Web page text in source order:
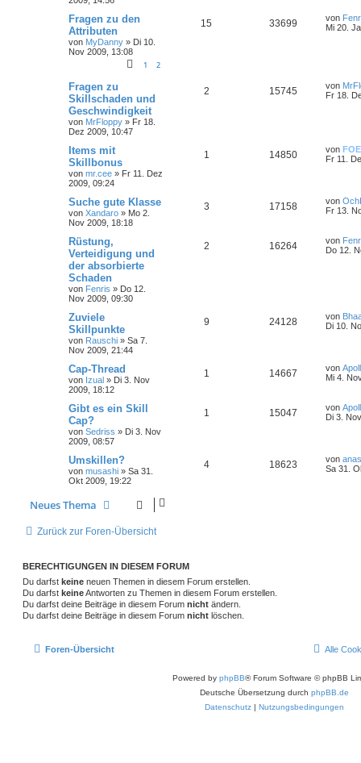
Fragen zu den
Attributen
von MyDanny » Di 10.
Nov 2009, 13:08
1 2
15 33699 von
Mi 20.
Fragen zu
Skillschaden und
Geschwindigkeit
von MrFloppy » Fr 18.
Dez 2009, 10:47
2 15745 von
Fr 18.
Items mit
Skillbonus
von mr.cee » Fr 11. Dez
2009, 09:24
1 14850 von FOE
Fr 11.
Suche gute Klasse
von Xandaro » Mo 2.
Nov 2009, 18:18
3 17158 von
Fr 13.
Rüstung,
Verteidigung und
der absorbierte
Schaden
von Fenris » Do 12.
Nov 2009, 09:30
2 16264 von
Do 12.
Zuviele
Skillpunkte
von Rauschi » Sa 7.
Nov 2009, 21:44
9 24128 von
Di 10.
Cap-Thread
von Izual » Di 3. Nov
2009, 18:12
1 14667 von
Mi 4.
Gibt es ein Skill
Cap?
von Sedriss » Di 3. Nov
2009, 08:57
1 15047 von
Di 3.
Umskillen?
von musashi » Sa 31.
Okt 2009, 19:22
4 18623 von
Sa 31.
Neues Thema
Zurück zur Foren-Übersicht
BERECHTIGUNGEN IN DIESEM FORUM
Du darfst keine neuen Themen in diesem Forum erstellen.
Du darfst keineAntworten zu Themen in diesem Forum erstellen.
Du darfst deine Beiträge in diesem Forum nicht ändern.
Du darfst deine Beiträge in diesem Forum nicht löschen.
Foren-Übersicht Alle
Powered by phpBB® Forum Software © phpBB
Deutsche Übersetzung durch phpBB.de
Datenschutz | Nutzungsbedingungen